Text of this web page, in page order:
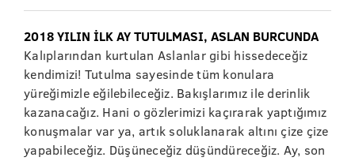
2018 YILIN İLK AY TUTULMASI, ASLAN BURCUNDA
Kalıplarından kurtulan Aslanlar gibi hissedeceğiz
kendimizi! Tutulma sayesinde tüm konulara
yüreğimizle eğilebileceğiz. Bakışlarımız ile derinlik
kazanacağız. Hani o gözlerimizi kaçırarak yaptığımız
konuşmalar var ya, artık soluklanarak altını çize çize
yapabileceğiz. Düşüneceğiz düşündüreceğiz. Ay, son